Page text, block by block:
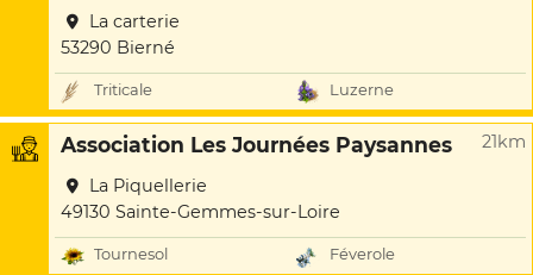
La carterie
53290 Bierné
Triticale Luzerne
Association Les Journées Paysannes 21km
La Piquellerie
49130 Sainte-Gemmes-sur-Loire
Tournesol Féverole